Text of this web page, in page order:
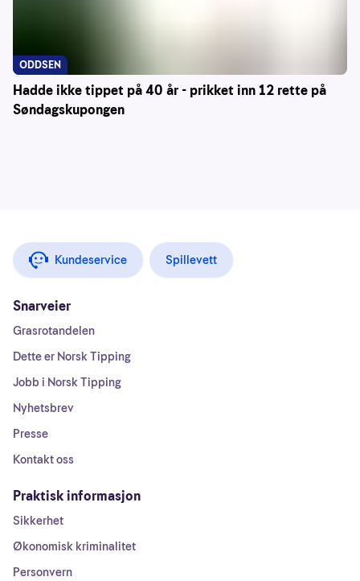
Hadde ikke tippet på 40 år - prikket inn 12 rette på
Søndagskupongen
ODDSEN
Kundeservice Spillevett
Snarveier
Grasrotandelen
Dette er Norsk Tipping
Jobb i Norsk Tipping
Nyhetsbrev
Presse
Kontakt oss
Praktisk informasjon
Sikkerhet
Økonomisk kriminalitet
Personvern